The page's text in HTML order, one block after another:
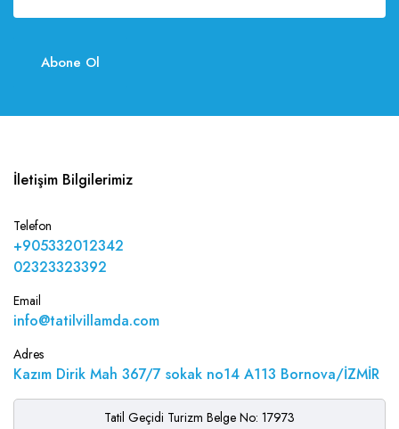
Abone Ol
İletişim Bilgilerimiz
Telefon
+905332012342
02323323392
Email
info@tatilvillamda.com
Adres
Kazım Dirik Mah 367/7 sokak no14 A113 Bornova/İZMİR
Tatil Geçidi Turizm Belge No: 17973